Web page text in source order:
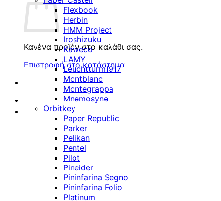
Κανένα προϊόν στο καλάθι σας.
Επιστροφή στο κατάστημα
Flexbook
Herbin
HMM Project
Iroshizuku
Kaweco
LAMY
Leuchtturm1917
Montblanc
Montegrappa
Mnemosyne
Orbitkey
Paper Republic
Parker
Pelikan
Pentel
Pilot
Pineider
Pininfarina Segno
Pininfarina Folio
Platinum